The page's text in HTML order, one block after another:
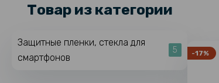
Товар из категории
Защитные пленки, стекла для
смартфонов
5 -17%